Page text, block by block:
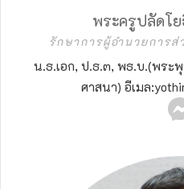
พระครูปลัดโ
รักษาการผู้อำนวยการ
น.ธ.เอก, ป.ธ.๓, พธ.บ.(พระ
ศาสนา) อีเมล